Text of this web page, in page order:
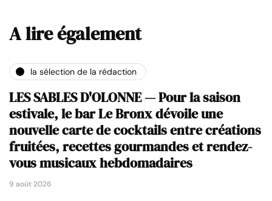
A lire également
la sélection de la rédaction
LES SABLES D'OLONNE — Pour la saison
estivale, le bar Le Bronx dévoile une
nouvelle carte de cocktails entre créations
fruitées, recettes gourmandes et rendez-
vous musicaux hebdomadaires
9 août 2026